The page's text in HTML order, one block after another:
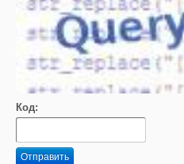
Код:
Отправить